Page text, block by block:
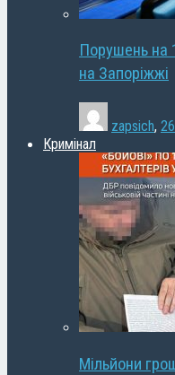
Порушень на
на Запоріжжі
zapsich,
Кримінал
Мільйони